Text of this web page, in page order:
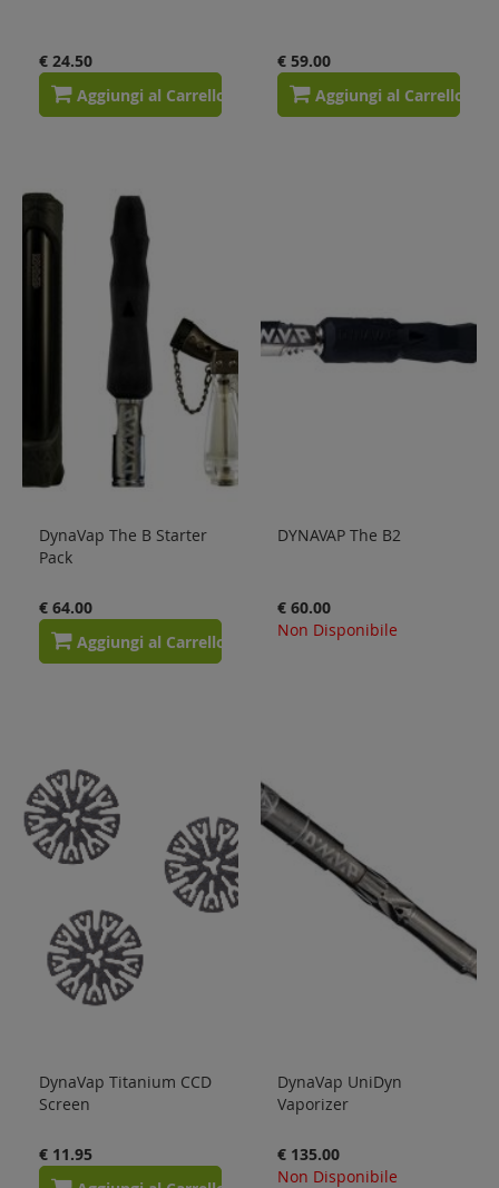
€ 24.50
Aggiungi al Carrello
€ 59.00
Aggiungi al Carrello
DynaVap The B Starter
Pack
€ 64.00
Aggiungi al Carrello
DYNAVAP The B2
€ 60.00
Non Disponibile
DynaVap Titanium CCD
Screen
€ 11.95
DynaVap UniDyn
Vaporizer
€ 135.00
Non Disponibile